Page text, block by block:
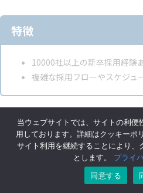
特徴
10000社以上の新卒採用経験
複雑な採用フローやスケジュ
株式会社エスプール
当ウェブサイトでは、サイトの利便
用しております。詳細はクッキーポ
サイト利用を継続することにより、
とします。 プライ
同意する